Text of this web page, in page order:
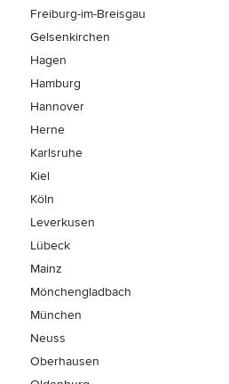
Freiburg-im-Breisgau
Gelsenkirchen
Hagen
Hamburg
Hannover
Herne
Karlsruhe
Kiel
Köln
Leverkusen
Lübeck
Mainz
Mönchen­gladbach
München
Neuss
Oberhausen